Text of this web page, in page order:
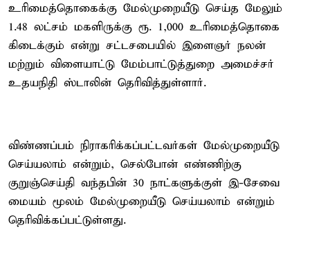
உரிமைத்தொகைக்கு மேல்முறையீடு செய்த மேலும்
1.48 லட்சம் மகளிருக்கு ரூ. 1,000 உரிமைத்தொகை
கிடைக்கும் என்று சட்டசபையில் இளைஞர் நலன்
மற்றும் விளையாட்டு மேம்பாட்டுத்துறை அமைச்சர்
உதயநிதி ஸ்டாலின் தெரிவித்துள்ளார்.
விண்ணப்பம் நிராகரிக்கப்பட்டவர்கள் மேல்முறையீடு
செய்யலாம் என்றும், செல்போன் எண்ணிற்கு
குறுஞ்செய்தி வந்தபின் 30 நாட்களுக்குள் இ-சேவை
மையம் மூலம் மேல்முறையீடு செய்யலாம் என்றும்
தெரிவிக்கப்பட்டுள்ளது.